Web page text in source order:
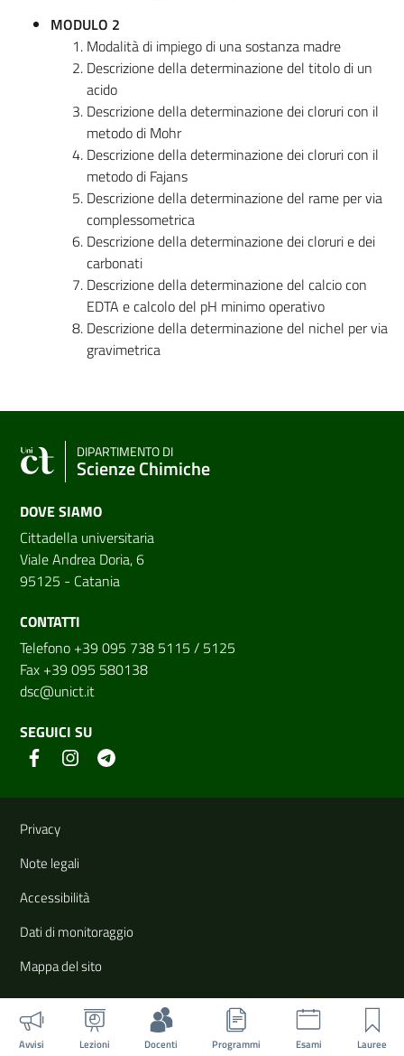
MODULO 2
Modalità di impiego di una sostanza madre
Descrizione della determinazione del titolo di un
acido
Descrizione della determinazione dei cloruri con il
metodo di Mohr
Descrizione della determinazione dei cloruri con il
metodo di Fajans
Descrizione della determinazione del rame per via
complessometrica
Descrizione della determinazione dei cloruri e dei
carbonati
Descrizione della determinazione del calcio con
EDTA e calcolo del pH minimo operativo
Descrizione della determinazione del nichel per via
gravimetrica
Avvisi Lezioni Docenti Programmi Esami Lauree
DIPARTIMENTO DI
Scienze Chimiche
DOVE SIAMO
Cittadella universitaria
Viale Andrea Doria, 6
95125 - Catania
CONTATTI
Telefono +39 095 738 5115 / 5125
Fax +39 095 580138
dsc@unict.it
SEGUICI SU
Link e informazioni utili
Privacy
Note legali
Accessibilità
Dati di monitoraggio
Mappa del sito